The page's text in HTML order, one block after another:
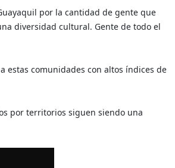
por la cantidad de gente que
diversidad cultural. Gente de todo el
estas comunidades con altos índices de
por territorios siguen siendo una